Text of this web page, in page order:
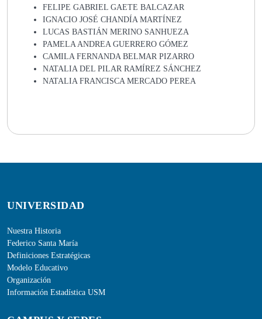
FELIPE GABRIEL GAETE BALCAZAR
IGNACIO JOSÉ CHANDÍA MARTÍNEZ
LUCAS BASTIÁN MERINO SANHUEZA
PAMELA ANDREA GUERRERO GÓMEZ
CAMILA FERNANDA BELMAR PIZARRO
NATALIA DEL PILAR RAMÍREZ SÁNCHEZ
NATALIA FRANCISCA MERCADO PEREA
UNIVERSIDAD
Nuestra Historia
Federico Santa María
Definiciones Estratégicas
Modelo Educativo
Organización
Información Estadística USM